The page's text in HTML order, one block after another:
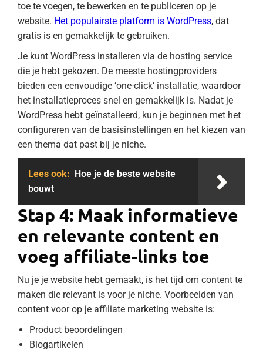
toe te voegen, te bewerken en te publiceren op je
website. Het populairste platform is WordPress, dat
gratis is en gemakkelijk te gebruiken.
Je kunt WordPress installeren via de hosting service
die je hebt gekozen. De meeste hostingproviders
bieden een eenvoudige ‘one-click’ installatie, waardoor
het installatieproces snel en gemakkelijk is. Nadat je
WordPress hebt geïnstalleerd, kun je beginnen met het
configureren van de basisinstellingen en het kiezen van
een thema dat past bij je niche.
Lees ook: Hoe je de beste website
bouwt
Stap 4: Maak informatieve
en relevante content en
voeg affiliate-links toe
Nu je je website hebt gemaakt, is het tijd om content te
maken die relevant is voor je niche. Voorbeelden van
content voor op je affiliate marketing website is:
Product beoordelingen
Blogartikelen